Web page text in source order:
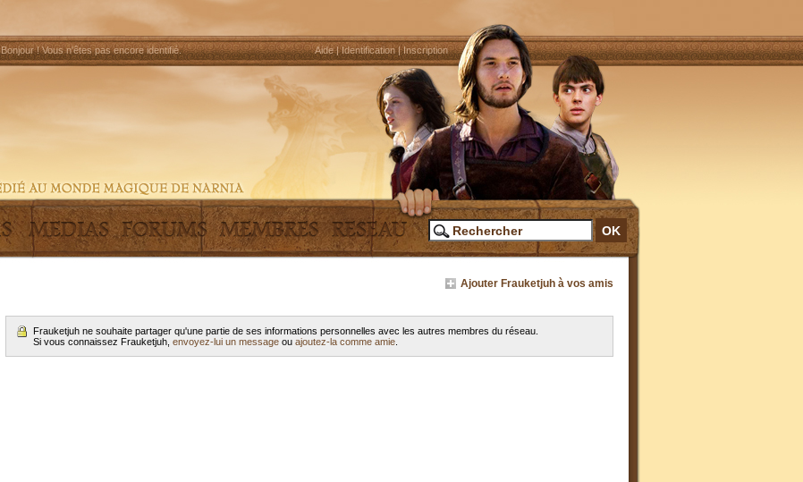
Bonjour !Vous n'êtes pas encore identifié. Aide|Identification|Inscription
Ajouter Frauketjuh à vos amis
Frauketjuh ne souhaite partager qu'une partie de ses informations personnelles avec les autres membres du réseau.
Si vous connaissez Frauketjuh, envoyez-lui un message ou ajoutez-la comme amie